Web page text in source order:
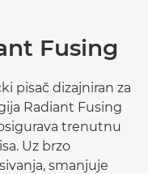
Fusing
pisač dizajniran za
Radiant Fusing
trenutnu
Uz brzo
smanjuje